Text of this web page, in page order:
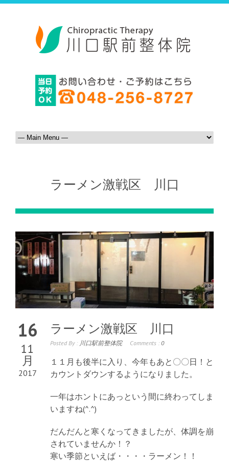
ラーメン激戦区 川口
16
11
月
2017
ラーメン激戦区 川口
Posted By : 川口駅前整体院 Comments : 0
１１月も後半に入り、今年もあと〇〇日！と
カウントダウンするようになりました。
一年はホントにあっという間に終わってしま
いますね(^.^)
だんだんと寒くなってきましたが、体調を崩
されていませんか！？
寒い季節といえば・・・・ラーメン！！